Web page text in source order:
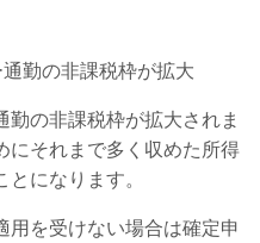
勤の非課税枠が拡大
の非課税枠が拡大されま
にそれまで多く収めた所得
になります。
用を受けない場合は確定申